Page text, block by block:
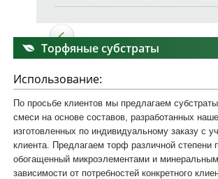
Торфяные субстраты
Использование:
По просьбе клиентов мы предлагаем
смеси на основе составов, разработанных
изготовленных по индивидуальному заказу с
клиента. Предлагаем торф различной степени
обогащенный микроэлементами и
зависимости от потребностей конкретного